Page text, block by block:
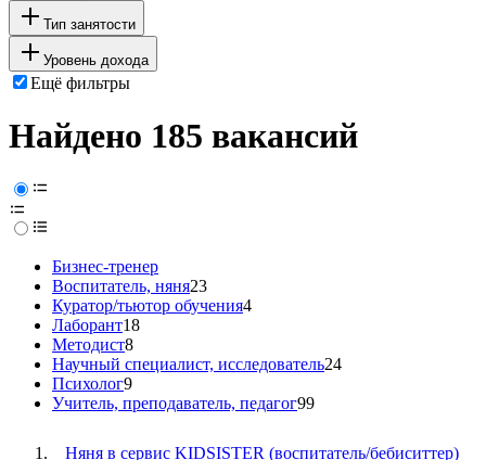
Тип занятости
Уровень дохода
Ещё фильтры
Найдено 185 вакансий
Бизнес-тренер
Воспитатель, няня23
Куратор/тьютор обучения4
Лаборант18
Методист8
Научный специалист, исследователь24
Психолог9
Учитель, преподаватель, педагог99
Няня в сервис KIDSISTER (воспитатель/бебиситтер)